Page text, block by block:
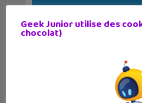
remplacer WhatsApp
Geek Junior utilise des
chocolat)